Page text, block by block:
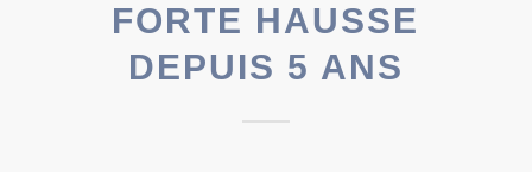
FORTE HAUSSE
DEPUIS 5 ANS